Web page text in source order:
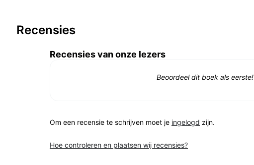
Recensies
Recensies van onze lezers
Beoordeel dit boek als eerste!
Om een recensie te schrijven moet je ingelogd zijn.
Hoe controleren en plaatsen wij recensies?